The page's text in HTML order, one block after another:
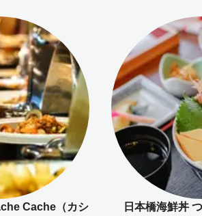
Cache（カシ 日本橋海鮮丼